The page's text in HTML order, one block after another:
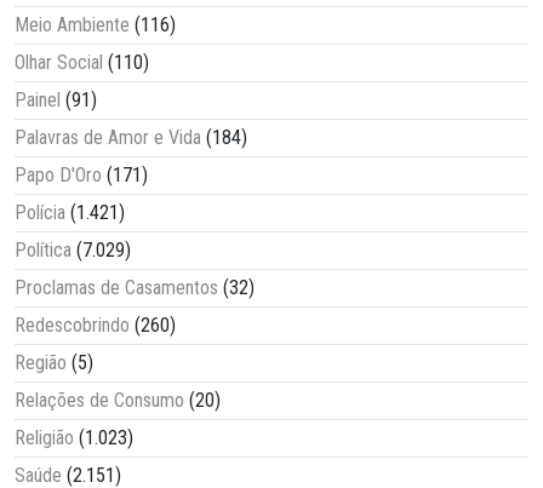
Meio Ambiente (116)
Olhar Social (110)
Painel (91)
Palavras de Amor e Vida (184)
Papo D'Oro (171)
Polícia (1.421)
Política (7.029)
Proclamas de Casamentos (32)
Redescobrindo (260)
Região (5)
Relações de Consumo (20)
Religião (1.023)
Saúde (2.151)